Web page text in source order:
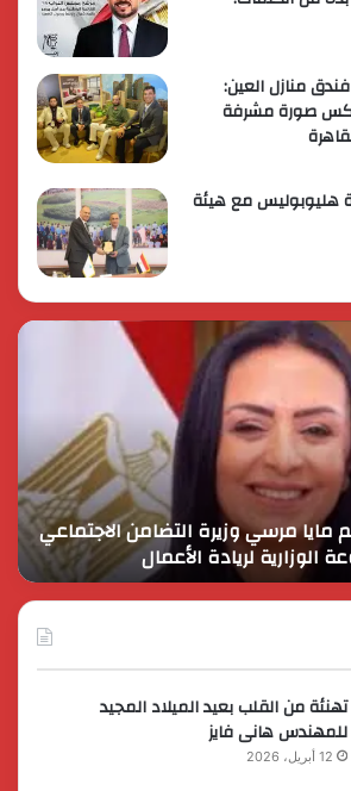
منازل العين:
صورة مشرفة
هليوبوليس مع هيئة
مايا مرسي وزيرة التضامن الاجتماعي
لريادة الأعمال
في
تهنئة من القلب بعيد الميلاد المجيد
للمهندس هانى فايز
12 أبريل، 2026